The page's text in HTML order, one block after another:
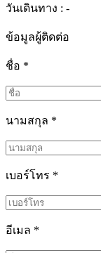
วันเดินทาง : -
ข้อมูลผู้ติดต่อ
ชื่อ *
นามสกุล *
เบอร์โทร *
อีเมล *